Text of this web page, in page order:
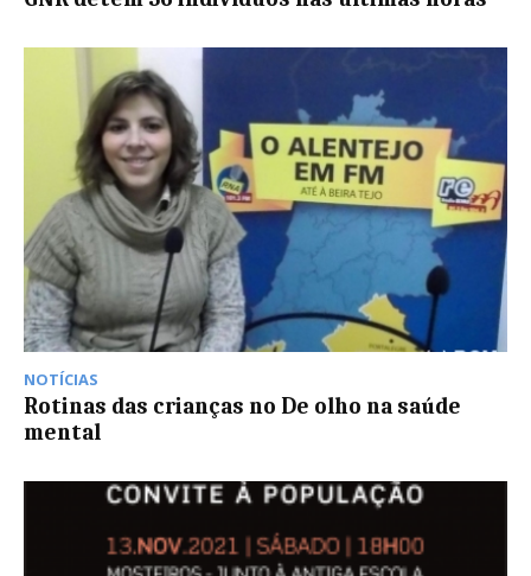
NOTÍCIAS
Rotinas das crianças no De olho na saúde
mental